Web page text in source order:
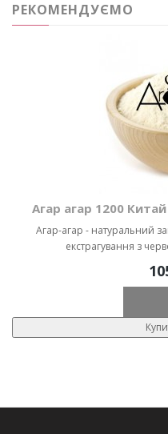
РЕКОМЕНДУЄМО
Агар агар 1200
Агар-агар - натуральний
екстрагування з